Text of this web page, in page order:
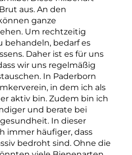
aus. An den
ganze
Um rechtzeitig
behandeln, bedarf es
Daher ist es für uns
wir uns regelmäßig
In Paderborn
in dem ich als
aktiv bin. Zudem bin ich
und berate bei
In dieser
immer häufiger, dass
bedroht sind. Ohne die